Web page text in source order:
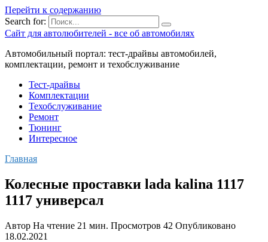
Перейти к содержанию
Search for:
Сайт для автолюбителей - все об автомобилях
Автомобильный портал: тест-драйвы автомобилей,
комплектации, ремонт и техобслуживание
Тест-драйвы
Комплектации
Техобслуживание
Ремонт
Тюнинг
Интересное
Главная
Колесные проставки lada kalina 1117
1117 универсал
Автор На чтение 21 мин. Просмотров 42 Опубликовано
18.02.2021